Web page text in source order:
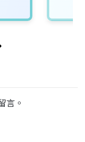
言。